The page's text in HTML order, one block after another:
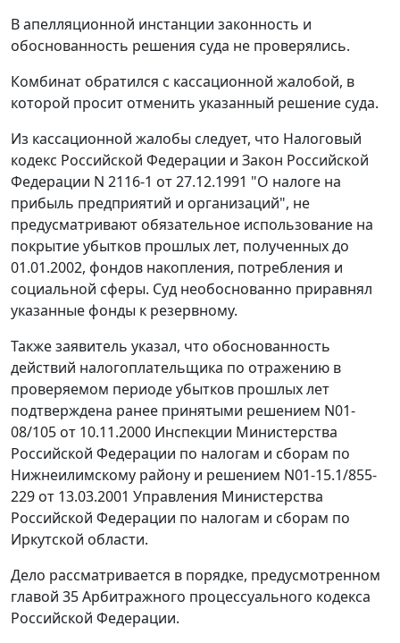
В апелляционной инстанции законность и
обоснованность решения суда не проверялись.
Комбинат обратился с кассационной жалобой, в
которой просит отменить указанный решение суда.
Из кассационной жалобы следует, что Налоговый
кодекс Российской Федерации и Закон Российской
Федерации N 2116-1 от 27.12.1991 "О налоге на
прибыль предприятий и организаций", не
предусматривают обязательное использование на
покрытие убытков прошлых лет, полученных до
01.01.2002, фондов накопления, потребления и
социальной сферы. Суд необоснованно приравнял
указанные фонды к резервному.
Также заявитель указал, что обоснованность
действий налогоплательщика по отражению в
проверяемом периоде убытков прошлых лет
подтверждена ранее принятыми решением N01-
08/105 от 10.11.2000 Инспекции Министерства
Российской Федерации по налогам и сборам по
Нижнеилимскому району и решением N01-15.1/855-
229 от 13.03.2001 Управления Министерства
Российской Федерации по налогам и сборам по
Иркутской области.
Дело рассматривается в порядке, предусмотренном
главой 35Арбитражного процессуального кодекса
Российской Федерации.